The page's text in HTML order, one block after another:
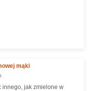
mąki
innego, jak zmielone w